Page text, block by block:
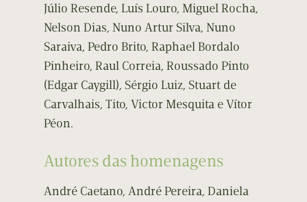
Júlio Resende, Luís Louro, Miguel Rocha,
Nelson Dias, Nuno Artur Silva, Nuno
Saraiva, Pedro Brito, Raphael Bordalo
Pinheiro, Raul Correia, Roussado Pinto
(Edgar Caygill), Sérgio Luiz, Stuart de
Carvalhais, Tito, Victor Mesquita e Vítor
Péon.
Autores das homenagens
André Caetano, André Pereira, Daniela